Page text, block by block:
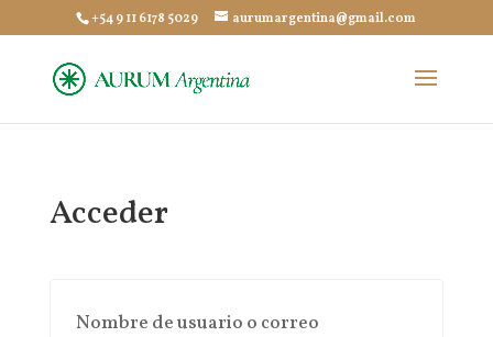
+54 9 11 6178 5029 aurumargentina@gmail.com
Acceder
Nombre de usuario o correo